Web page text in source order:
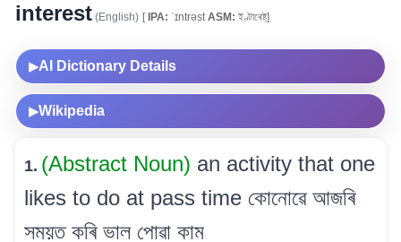
interest (English) [IPA: ˈɪntrəstASM: ইণ্টাৰেষ্ট্]
▶AI Dictionary Details
▶Wikipedia
1. (Abstract Noun) an activity that one
likes to do at pass time কোনোৱে আজৰি
সময়ত কৰি ভাল পোৱা কাম